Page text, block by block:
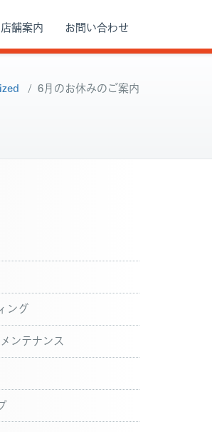
店舗案内 お問い合わせ
/ 6月のお休みのご案内
ング
ンテナンス